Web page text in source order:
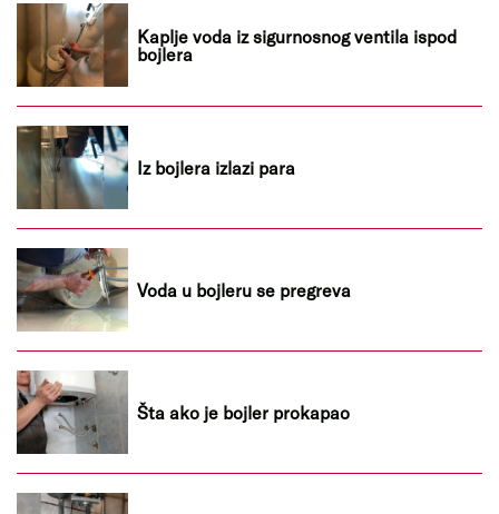
Kaplje voda iz sigurnosnog ventila ispod
bojlera
Iz bojlera izlazi para
Voda u bojleru se pregreva
Šta ako je bojler prokapao